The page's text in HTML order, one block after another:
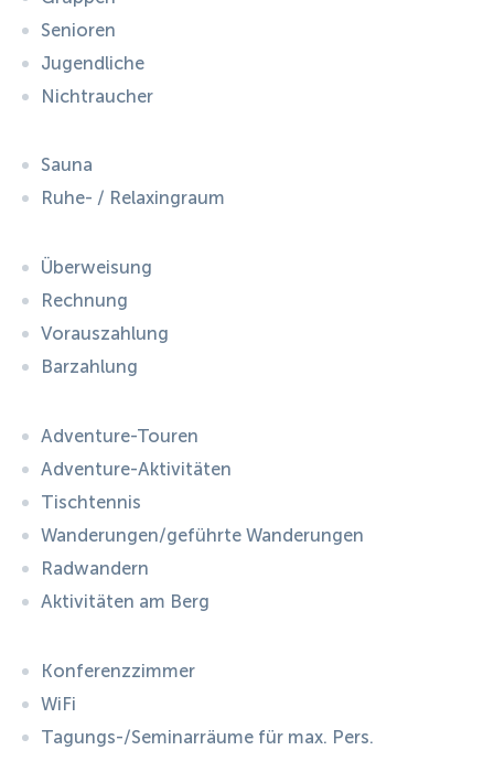
Senioren
Jugendliche
Nichtraucher
Sauna
Ruhe- / Relaxingraum
Überweisung
Rechnung
Vorauszahlung
Barzahlung
Adventure-Touren
Adventure-Aktivitäten
Tischtennis
Wanderungen/geführte Wanderungen
Radwandern
Aktivitäten am Berg
Konferenzzimmer
WiFi
Tagungs-/Seminarräume für max. Pers.